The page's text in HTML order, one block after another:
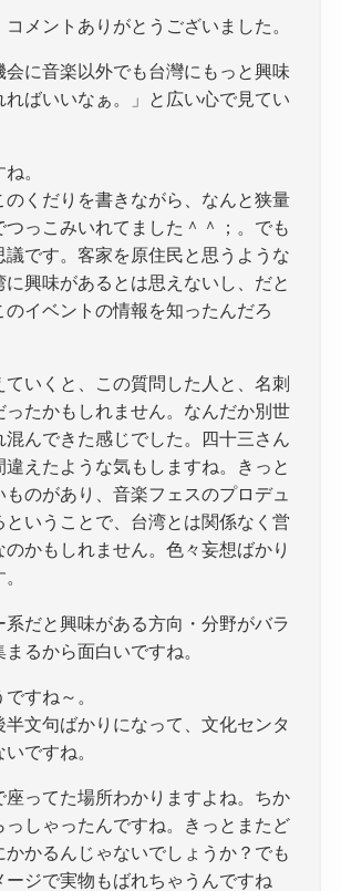
コメントありがとうございました。
会に音楽以外でも台灣にもっと興味
ればいいなぁ。」と広い心で見てい
。
のくだりを書きながら、なんと狭量
つっこみいれてました＾＾；。でも
議です。客家を原住民と思うような
に興味があるとは思えないし、だと
のイベントの情報を知ったんだろ
ていくと、この質問した人と、名刺
ったかもしれません。なんだか別世
混んできた感じでした。四十三さん
違えたような気もしますね。きっと
のがあり、音楽フェスのプロデュ
ということで、台湾とは関係なく営
のかもしれません。色々妄想ばかり
系だと興味がある方向・分野がバラ
るから面白いですね。
すね～。
半文句ばかりになって、文化センタ
ですね。
座ってた場所わかりますよね。ちか
っしゃったんですね。きっとまたど
かかるんじゃないでしょうか？でも
ージで実物もばれちゃうんですね